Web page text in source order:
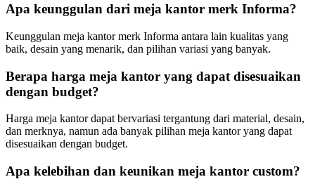
Apa keunggulan dari meja kantor merk Informa?
Keunggulan meja kantor merk Informa antara lain kualitas yang
baik, desain yang menarik, dan pilihan variasi yang banyak.
Berapa harga meja kantor yang dapat disesuaikan
dengan budget?
Harga meja kantor dapat bervariasi tergantung dari material, desain,
dan merknya, namun ada banyak pilihan meja kantor yang dapat
disesuaikan dengan budget.
Apa kelebihan dan keunikan meja kantor custom?